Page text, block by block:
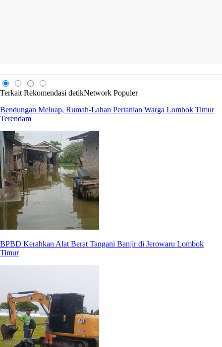
Terkait Rekomendasi detikNetwork Populer
Bendungan Meluap, Rumah-Lahan Pertanian Warga Lombok Timur
Terendam
BPBD Kerahkan Alat Berat Tangani Banjir di Jerowaru Lombok
Timur